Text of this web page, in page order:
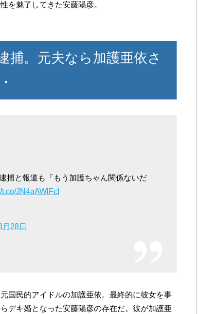
を魅了してきた安藤陽彦。
捕。元夫なら加護亜依さ
捕と報道も「もう加護ちゃん関係ないだ
t.co/JN4aAWlFcI
28日
国民的アイドルの加護亜依。最終的に彼女を事
デキ婚となった安藤陽彦の存在だ。彼が加護亜